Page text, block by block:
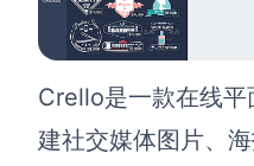
Crello是一款在线平
建社交媒体图片、